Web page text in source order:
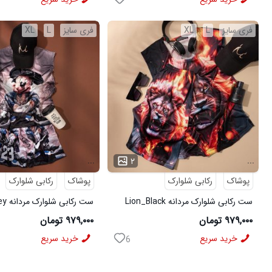
فری سایز L
XL
۲
...
پوشاک
رکابی شلوارک
ست رکابی شلوارک مردانه Lion_Black
مدل 3997
۹۷۹,۰۰۰ تومان
خرید سریع 6
فری سایز L
XL
...
پوشاک
رکابی شلوارک
3996
۹۷۹,۰۰۰ تومان
خرید سریع